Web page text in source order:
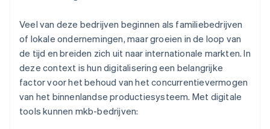
Veel van deze bedrijven beginnen als familiebedrijven
of lokale ondernemingen, maar groeien in de loop van
de tijd en breiden zich uit naar internationale markten. In
deze context is hun digitalisering een belangrijke
factor voor het behoud van het concurrentievermogen
van het binnenlandse productiesysteem. Met digitale
tools kunnen mkb-bedrijven: